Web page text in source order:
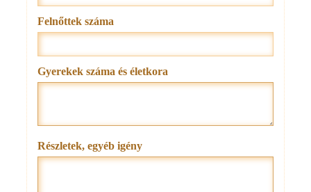
Felnőttek száma
Gyerekek száma és életkora
Részletek, egyéb igény